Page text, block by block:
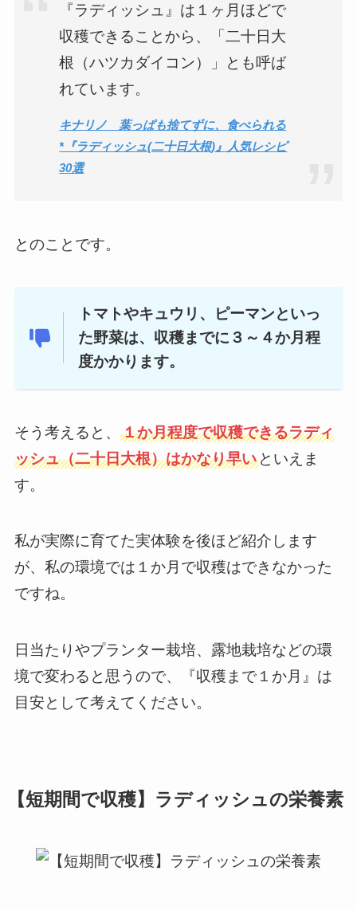
『ラディッシュ』は１ヶ月ほどで
収穫できることから、「二十日大
根（ハツカダイコン）」とも呼ば
れています。
キナリノ 葉っぱも捨てずに、食べられる
*『ラディッシュ(二十日大根)』人気レシピ
30選
とのことです。
トマトやキュウリ、ピーマンといっ
た野菜は、 収穫までに３～４か月程
度かかります。
そう考えると、 １か月程度で収穫できるラディ
ッシュ（二十日大根）はかなり早いといえま
す。
私が実際に育てた実体験を後ほど紹介します
が、 私の環境では１か月で収穫はできなかった
ですね。
日当たりやプランター栽培、露地栽培などの環
境で変わると思うので、『収穫まで１か月』は
目安として考えてください。
【短期間で収穫】ラディッシュの栄養素